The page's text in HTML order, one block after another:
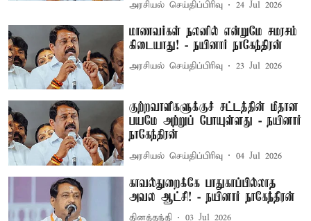
அரசியல் செய்திப்பிரிவு 24 Jul 2026
மாணவர்கள் நலனில் என்றுமே சமரசம்
கிடையாது! - நயினார் நாகேந்திரன்
அரசியல் செய்திப்பிரிவு 23 Jul 2026
குற்றவாளிகளுக்குச் சட்டத்தின் மீதான
பயமே அற்றுப் போயுள்ளது - நயினார்
நாகேந்திரன்
அரசியல் செய்திப்பிரிவு 04 Jul 2026
காவல்துறைக்கே பாதுகாப்பில்லாத
அவல ஆட்சி! - நயினார் நாகேந்திரன்
தினத்தந்தி 03 Jul 2026